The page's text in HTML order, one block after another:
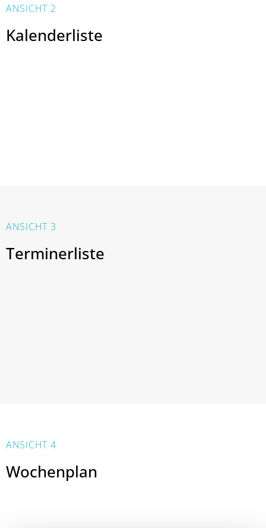
ANSICHT 2
Kalenderliste
ANSICHT 3
Terminerliste
ANSICHT 4
Wochenplan